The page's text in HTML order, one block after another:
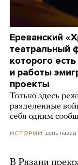
Ереванский
театральный
которого
и работы
проекты
Только здесь
разделенные
себя одним
ИСТОРИИ день назад
В Рязани